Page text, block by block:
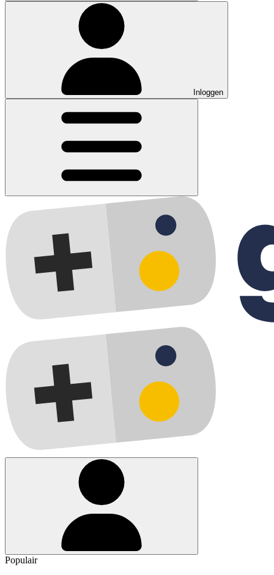
Inloggen
Populair